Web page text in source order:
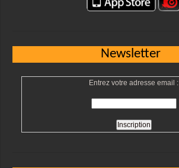
Newsletter
Entrez votre adresse email :